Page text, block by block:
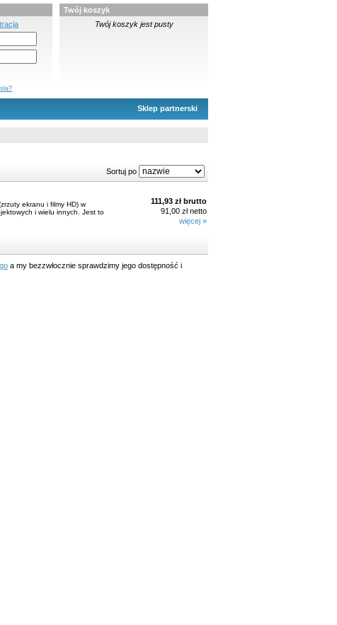
Twój koszyk
Twój koszyk jest pusty
Sklep partnerski
Sortuj po
ekranu i filmy HD) w
i wielu innych. Jest to
111,93 zł brutto
91,00 zł netto
więcej »
a my bezzwłocznie sprawdzimy jego dostępność i